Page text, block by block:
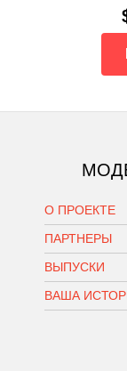
О ПРОЕКТЕ
ПАРТНЕРЫ
ВЫПУСКИ
ВАША